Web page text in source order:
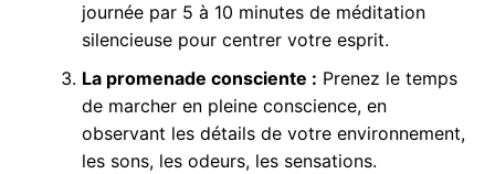
journée par 5 à 10 minutes de méditation
silencieuse pour centrer votre esprit.
La promenade consciente : Prenez le temps
de marcher en pleine conscience, en
observant les détails de votre environnement,
les sons, les odeurs, les sensations.